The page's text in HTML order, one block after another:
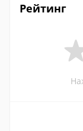
Рейтинг